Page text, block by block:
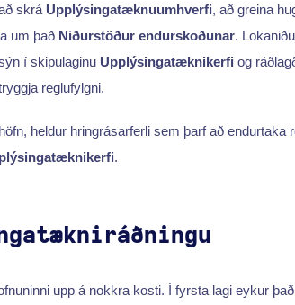
skrá Upplýsingatæknuumhverfi, að greina
um það Niðurstöður endurskoðunar.
í skipulaginu Upplýsingatæknikerfi og
reglufylgni.
heldur hringrásarferli sem þarf að endurtaka
.
upp á nokkra kosti. Í fyrsta lagi eykur